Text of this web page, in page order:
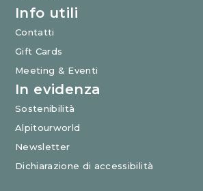
Info utili
Contatti
Gift Cards
Meeting & Eventi
In evidenza
Sostenibilità
Alpitourworld
Newsletter
Dichiarazione di accessibilità